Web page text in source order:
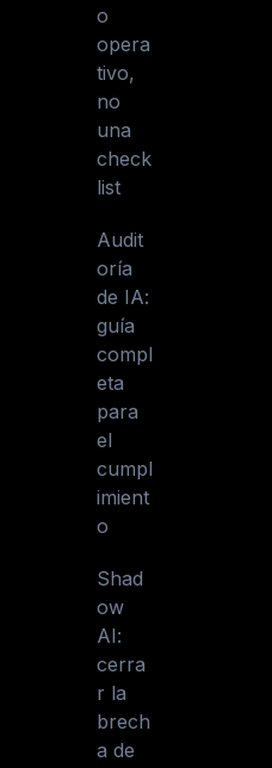
o
opera
tivo,
no
una
check
list
Audit
oría
de IA:
guía
compl
eta
para
el
cumpl
imient
o
Shad
ow
AI:
cerra
r la
brech
a de